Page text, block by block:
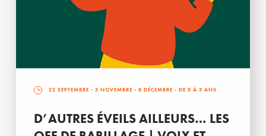
22 SEPTEMBRE - 3 NOVEMBRE - 8 DÉCEMBRE - DE 0 À 3 ANS
D’AUTRES ÉVEILS AILLEURS… LES